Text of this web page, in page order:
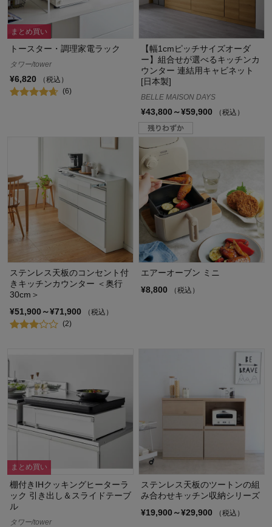
まとめ買い
トースター・調理家電ラック
タワー/tower
¥6,820
（税込）
(6)
【幅1cmピッチサイズオーダ
ー】組合せが選べるキッチンカ
ウンター 連結用キャビネット
[日本製]
BELLE MAISON DAYS
¥43,800～¥59,900 （税込）
ステンレス天板のコンセント付
きキッチンカウンター ＜奥行
30cm＞
¥51,900～¥71,900
（税込）
(2)
エアーオーブン ミニ
¥8,800
（税込）
まとめ買い
棚付きIHクッキングヒーターラ
ック 引き出し＆スライドテーブ
ル
タワー/tower
ステンレス天板のツートンの組
み合わせキッチン収納シリーズ
¥19,900～¥29,900
（税込）